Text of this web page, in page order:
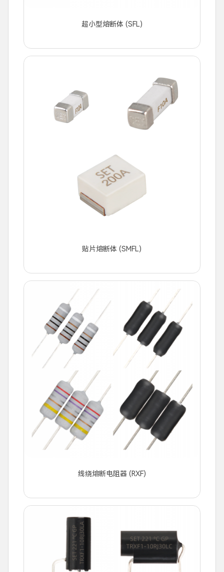
超小型熔断体 (SFL)
贴片熔断体 (SMFL)
线绕熔断电阻器 (RXF)